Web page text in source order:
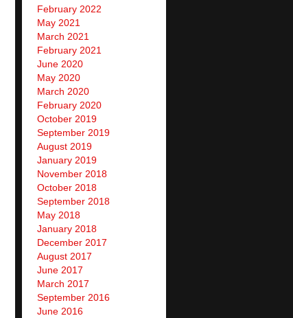
February 2022
May 2021
March 2021
February 2021
June 2020
May 2020
March 2020
February 2020
October 2019
September 2019
August 2019
January 2019
November 2018
October 2018
September 2018
May 2018
January 2018
December 2017
August 2017
June 2017
March 2017
September 2016
June 2016